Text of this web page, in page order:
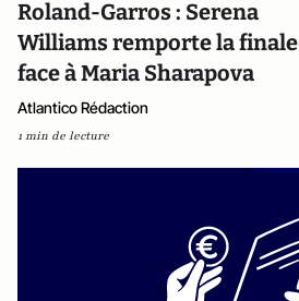
Roland-Garros : Serena
Williams remporte la finale
face à Maria Sharapova
Atlantico Rédaction
1 min de lecture